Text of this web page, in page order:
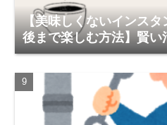
【美味しくないインスタ
後まで楽しむ方法】賢い